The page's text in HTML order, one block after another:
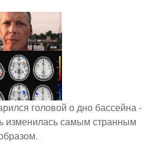
головой о дно бассейна -
изменилась самым странным